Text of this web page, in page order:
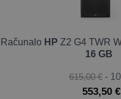
Računalo HP Z2 G4 TWR
16 GB
615,00 € -
553,50 €